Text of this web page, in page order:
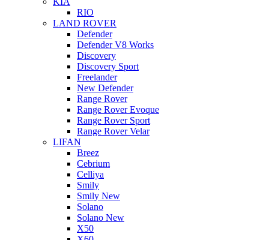
RIO
LAND ROVER
Defender
Defender V8 Works
Discovery
Discovery Sport
Freelander
New Defender
Range Rover
Range Rover Evoque
Range Rover Sport
Range Rover Velar
LIFAN
Breez
Cebrium
Celliya
Smily
Smily New
Solano
Solano New
X50